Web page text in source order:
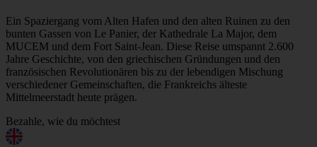
Ein Spaziergang vom Alten Hafen und den alten Ruinen zu den
bunten Gassen von Le Panier, der Kathedrale La Major, dem
MUCEM und dem Fort Saint-Jean. Diese Reise umspannt 2.600
Jahre Geschichte, von den griechischen Gründungen und den
französischen Revolutionären bis zu der lebendigen Mischung
verschiedener Gemeinschaften, die Frankreichs älteste
Mittelmeerstadt heute prägen.
Bezahle, wie du möchtest